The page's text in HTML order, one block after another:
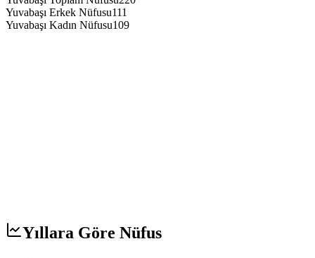
Yuvabaşı Erkek Nüfusu111
Yuvabaşı Kadın Nüfusu109
Yıllara Göre Nüfus